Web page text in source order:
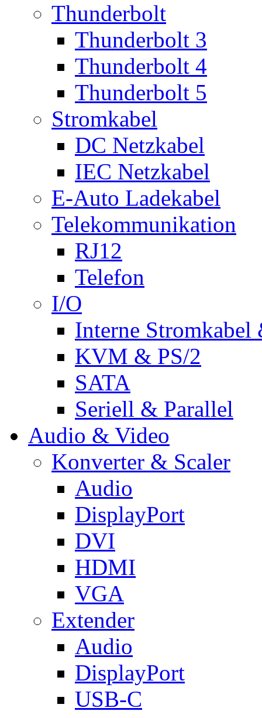
Thunderbolt
Thunderbolt 3
Thunderbolt 4
Thunderbolt 5
Stromkabel
DC Netzkabel
IEC Netzkabel
E-Auto Ladekabel
Telekommunikation
RJ12
Telefon
I/O
Interne Stromkabel
KVM & PS/2
SATA
Seriell & Parallel
Audio & Video
Konverter & Scaler
Audio
DisplayPort
DVI
HDMI
VGA
Extender
Audio
DisplayPort
USB-C